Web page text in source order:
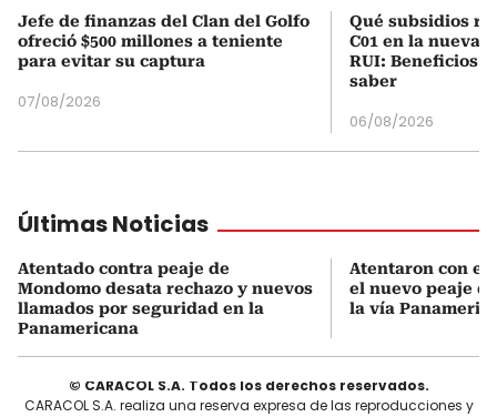
Jefe de finanzas del Clan del Golfo
ofreció $500 millones a teniente
para evitar su captura
07/08/2026
Qué subsidios
C01 en la nueva
RUI: Beneficios
saber
06/08/2026
Últimas Noticias
Atentado contra peaje de
Mondomo desata rechazo y nuevos
llamados por seguridad en la
Panamericana
Atentaron con
el nuevo peaje
la vía
© CARACOL S.A. Todos los derechos reservados.
CARACOL S.A. realiza una reserva expresa de las reproducciones y